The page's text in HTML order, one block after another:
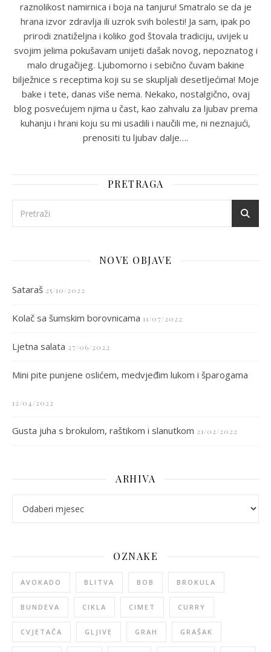
raznolikost namirnica i boja na tanjuru! Smatralo se da je
hrana izvor zdravlja ili uzrok svih bolesti! Ja sam, ipak po
prirodi znatiželjna i koliko god štovala tradiciju, uvijek u
svojim jelima pokušavam unijeti dašak novog, nepoznatog i
malo drugačijeg. Ljubomorno i sebično čuvam bakine
bilježnice s receptima koji su se skupljali desetljećima! Moje
bake i tete, danas više nema. Nekako, nostalgično, ovaj
blog posvećujem njima u čast, kao zahvalu za ljubav prema
kuhanju i hrani koju su mi usadili i naučili me, ni neznajući,
prenositi tu ljubav dalje….
PRETRAGA
NOVE OBJAVE
Sataraš 25/10/2022
Kolač sa šumskim borovnicama 11/07/2022
Ljetna salata 27/06/2022
Mini pite punjene oslićem, medvjeđim lukom i šparogama
12/04/2022
Gusta juha s brokulom, raštikom i slanutkom 21/02/2022
ARHIVA
OZNAKE
AVOKADO BLITVA BOB BROKULA
BUNDEVA CIKLA CIMET CURRY
CVJETAČA GLJIVE GRAH GRAŠAK